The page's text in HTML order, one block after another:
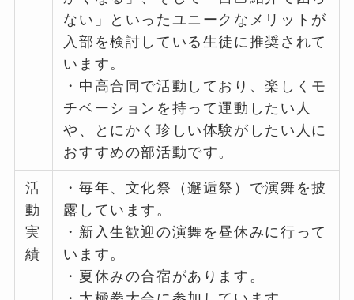
ない」といったユニークなメリットが
入部を検討している生徒に推奨されて
います。
・中高合同で活動しており、楽しくモ
チベーションを持って運動したい人
や、とにかく珍しい体験がしたい人に
おすすめの部活動です。
活
動
実
績
・毎年、文化祭（邂逅祭）で演舞を披
露しています。
・新入生歓迎の演舞を昼休みに行って
います。
・夏休みの合宿があります。